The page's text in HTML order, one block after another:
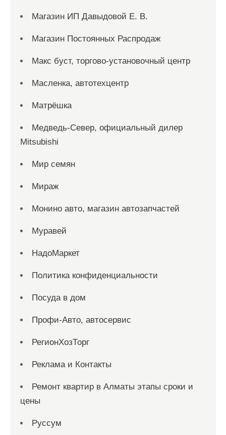
Магазин ИП Давыдовой Е. В.
Магазин Постоянных Распродаж
Макс буст, торгово-установочный центр
Масленка, автотехцентр
Матрёшка
Медведь-Север, официальный дилер
Mitsubishi
Мир семян
Мираж
Монино авто, магазин автозапчастей
Муравей
НадоМаркет
Политика конфиденциальности
Посуда в дом
Профи-Авто, автосервис
РегионХозТорг
Реклама и Контакты
Ремонт квартир в Алматы этапы сроки и
цены
Руссум